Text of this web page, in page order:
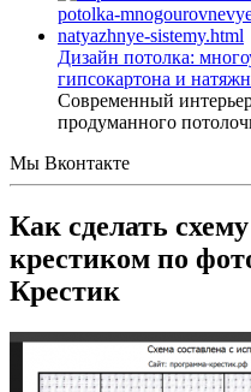
Дизайн потолка:
гипсокартона и
Современный
продуманного
Мы Вконтакте
Как сделать
крестиком по
Крестик